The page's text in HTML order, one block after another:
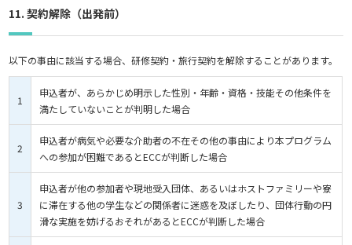
11. 契約解除（出発前）
以下の事由に該当する場合、研修契約・旅行契約を解除することがあります。
1
申込者が、あらかじめ明示した性別・年齢・資格・技能その他条件を
満たしていないことが判明した場合
2
申込者が病気や必要な介助者の不在その他の事由により本プログラム
への参加が困難であるとECCが判断した場合
3
申込者が他の参加者や現地受入団体、あるいはホストファミリーや寮
に滞在する他の学生などの関係者に迷惑を及ぼしたり、団体行動の円
滑な実施を妨げるおそれがあるとECCが判断した場合